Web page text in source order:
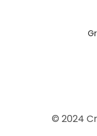
© 2024